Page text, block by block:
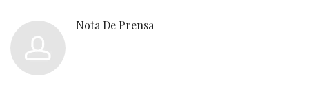
Nota De Prensa